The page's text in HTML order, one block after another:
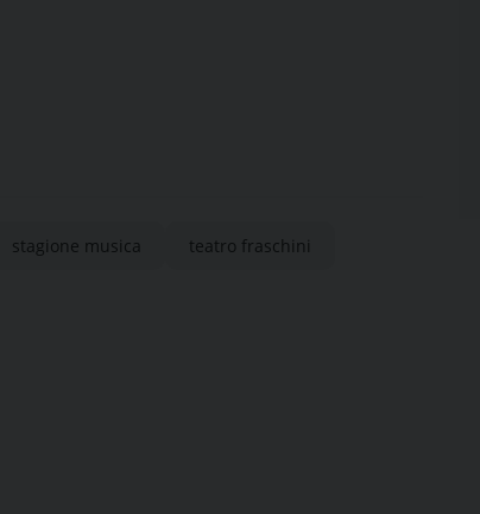
stagione musica teatro fraschini